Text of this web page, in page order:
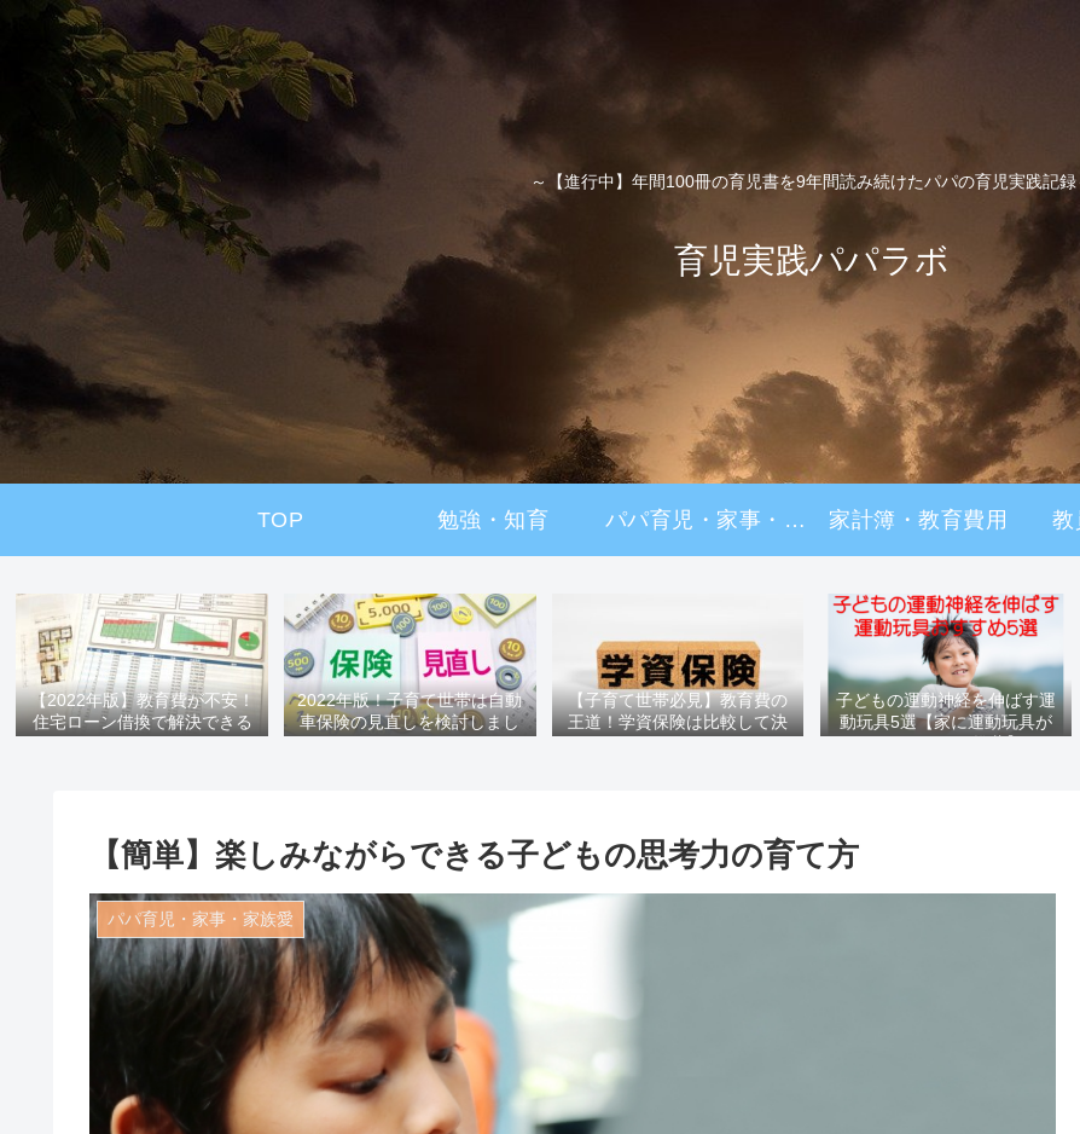
～【進行中】年間100冊の育児書を9年間読み続けたパパの育児実践記録
育児実践パパラボ
TOP 勉強・知育 パパ育児・家事・家 家計簿・教育費用 教
【2022年版】教育費が不安！
住宅ローン借換で解決できる
2022年版！子育て世帯は自動
車保険の見直しを検討しまし
【子育て世帯必見】教育費の
王道！学資保険は比較して決
子どもの運動神経を伸ばす運
動玩具5選【家に運動玩具が
【簡単】楽しみながらできる子どもの思考力の育て方
パパ育児・家事・家族愛